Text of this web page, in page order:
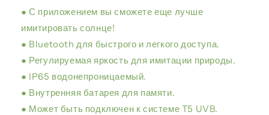
● С приложением вы сможете еще лучше
имитировать солнце!
● Bluetooth для быстрого и легкого доступа.
● Регулируемая яркость для имитации природы.
● IP65 водонепроницаемый.
● Внутренняя батарея для памяти.
● Может быть подключен к системе T5 UVB.